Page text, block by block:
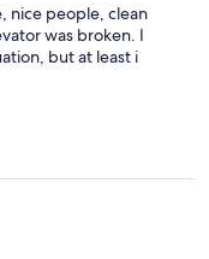
nice people, clean
was broken. I
but at least i